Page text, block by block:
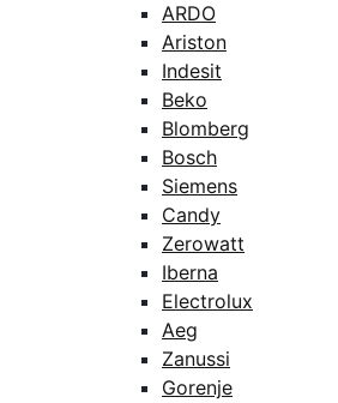
ARDO
Ariston
Indesit
Beko
Blomberg
Bosch
Siemens
Candy
Zerowatt
Iberna
Electrolux
Aeg
Zanussi
Gorenje